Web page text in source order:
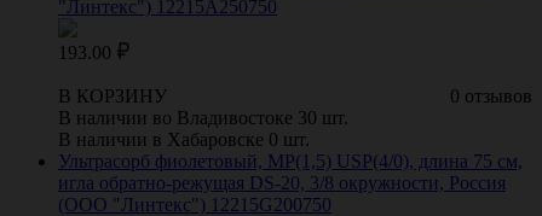
"Линтекс") 12215A250750
193.00
0 отзывов
В КОРЗИНУ
В наличии во Владивостоке 30 шт.
В наличии в Хабаровске 0 шт.
Ультрасорб фиолетовый, МР(1,5) USP(4/0), длина 75 см,
игла обратно-режущая DS-20, 3/8 окружности, Россия
(ООО "Линтекс") 12215G200750